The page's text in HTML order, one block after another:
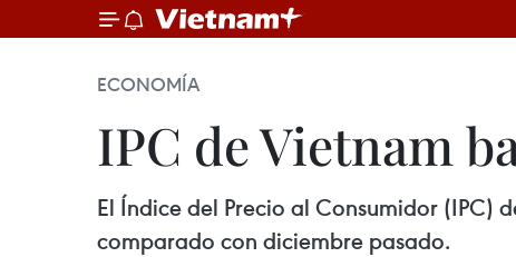
ECONOMÍA
IPC de Vietnam
El Índice del Precio al Consumidor (IPC)
comparado con diciembre pasado.